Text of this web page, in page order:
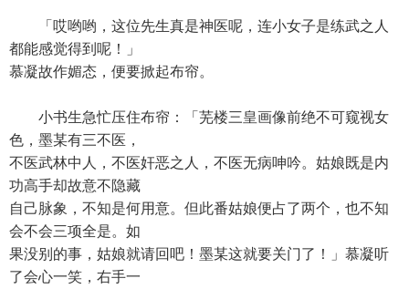
「哎哟哟，这位先生真是神医呢，连小女子是练武之人
都能感觉得到呢！」
慕凝故作媚态，便要掀起布帘。
小书生急忙压住布帘：「芜楼三皇画像前绝不可窥视女
色，墨某有三不医，
不医武林中人，不医奸恶之人，不医无病呻吟。姑娘既是内
功高手却故意不隐藏
自己脉象，不知是何用意。但此番姑娘便占了两个，也不知
会不会三项全是。如
果没别的事，姑娘就请回吧！墨某这就要关门了！」慕凝听
了会心一笑，右手一